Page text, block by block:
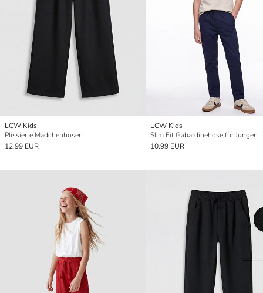
LCW Kids
Plissierte Mädchenhosen
12.99 EUR
LCW Kids
Slim Fit Gabardinehose für Jungen
10.99 EUR